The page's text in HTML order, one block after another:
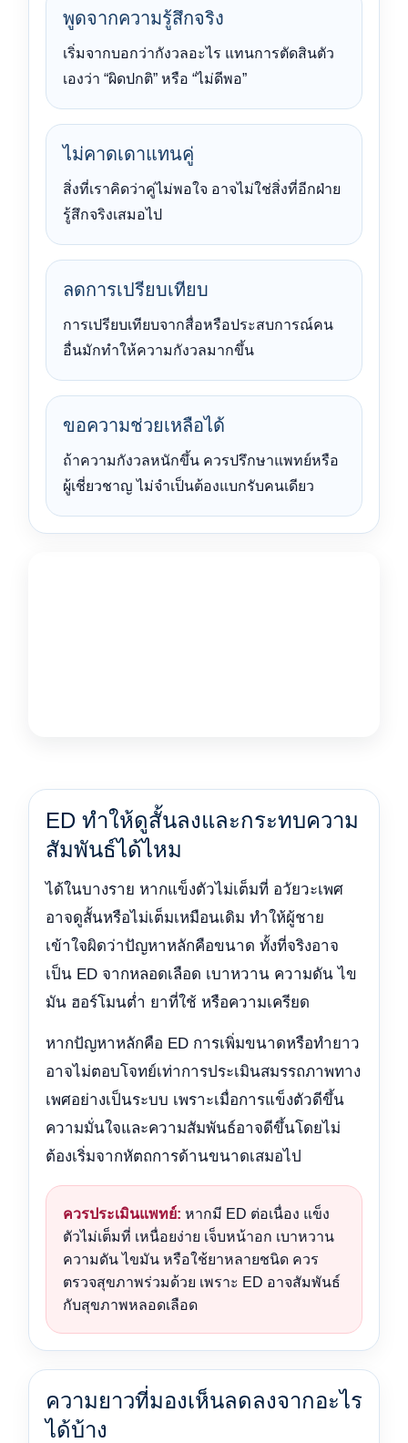
พูดจากความรู้สึกจริง
เริ่มจากบอกว่ากังวลอะไร แทนการตัดสินตัว
เองว่า “ผิดปกติ” หรือ “ไม่ดีพอ”
ไม่คาดเดาแทนคู่
สิ่งที่เราคิดว่าคู่ไม่พอใจ อาจไม่ใช่สิ่งที่อีกฝ่าย
รู้สึกจริงเสมอไป
ลดการเปรียบเทียบ
การเปรียบเทียบจากสื่อหรือประสบการณ์คน
อื่นมักทำให้ความกังวลมากขึ้น
ขอความช่วยเหลือได้
ถ้าความกังวลหนักขึ้น ควรปรึกษาแพทย์หรือ
ผู้เชี่ยวชาญ ไม่จำเป็นต้องแบกรับคนเดียว
ED ทำให้ดูสั้นลงและกระทบความ
สัมพันธ์ได้ไหม
ได้ในบางราย หากแข็งตัวไม่เต็มที่ อวัยวะเพศ
อาจดูสั้นหรือไม่เต็มเหมือนเดิม ทำให้ผู้ชาย
เข้าใจผิดว่าปัญหาหลักคือขนาด ทั้งที่จริงอาจ
เป็น ED จากหลอดเลือด เบาหวาน ความดัน ไข
มัน ฮอร์โมนต่ำ ยาที่ใช้ หรือความเครียด
หากปัญหาหลักคือ ED การเพิ่มขนาดหรือทำยาว
อาจไม่ตอบโจทย์เท่าการประเมินสมรรถภาพทาง
เพศอย่างเป็นระบบ เพราะเมื่อการแข็งตัวดีขึ้น
ความมั่นใจและความสัมพันธ์อาจดีขึ้นโดยไม่
ต้องเริ่มจากหัตถการด้านขนาดเสมอไป
ควรประเมินแพทย์: หากมี ED ต่อเนื่อง แข็ง
ตัวไม่เต็มที่ เหนื่อยง่าย เจ็บหน้าอก เบาหวาน
ความดัน ไขมัน หรือใช้ยาหลายชนิด ควร
ตรวจสุขภาพร่วมด้วย เพราะ ED อาจสัมพันธ์
กับสุขภาพหลอดเลือด
ความยาวที่มองเห็นลดลงจากอะไร
ได้บ้าง